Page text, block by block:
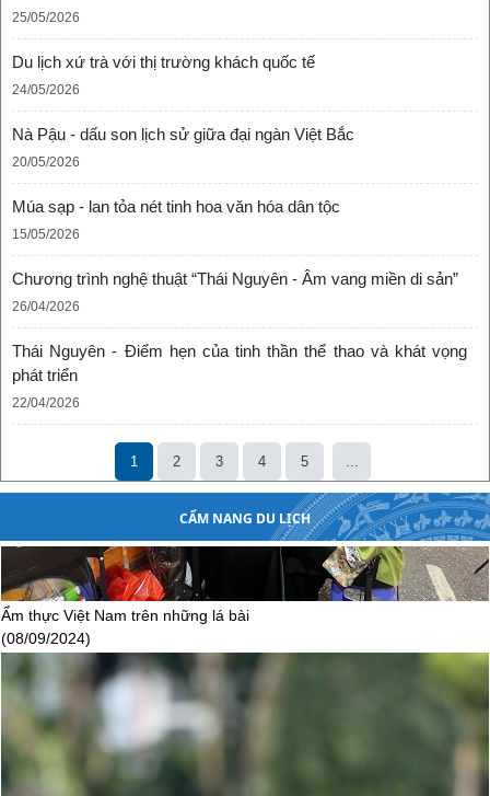
25/05/2026
Du lịch xứ trà với thị trường khách quốc tế
24/05/2026
Nà Pậu - dấu son lịch sử giữa đại ngàn Việt Bắc
20/05/2026
Múa sạp - lan tỏa nét tinh hoa văn hóa dân tộc
15/05/2026
Chương trình nghệ thuật “Thái Nguyên - Âm vang miền di sản”
26/04/2026
Thái Nguyên - Điểm hẹn của tinh thần thể thao và khát vọng
phát triển
22/04/2026
1 2 3 4 5 ...
CẨM NANG DU LỊCH
Điểm đến
Ẩm thực Việt Nam trên những lá bài
(08/09/2024)